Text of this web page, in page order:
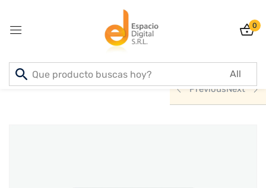
0
Inicio PRODUCTOS
INFORMATICA
PreviousNext
Sign in